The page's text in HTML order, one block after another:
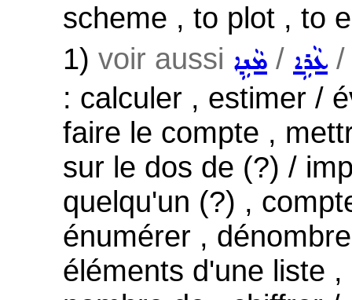
scheme , to plot , to
1) voir aussi ܡܵܢܹܐ / ܥܵܪܹܐ
: calculer , estimer /
faire le compte ,
sur le dos de (?) /
quelqu'un (?) ,
énumérer ,
éléments d'une liste